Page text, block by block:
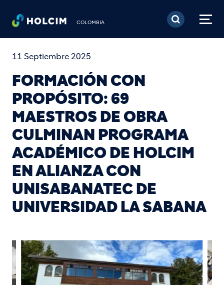
Pasar al contenido
COLOMBIA
11 Septiembre 2025
FORMACIÓN CON
PROPÓSITO: 69
MAESTROS DE OBRA
CULMINAN PROGRAMA
ACADÉMICO DE HOLCIM
EN ALIANZA CON
UNISABANATEC DE
UNIVERSIDAD LA SABANA